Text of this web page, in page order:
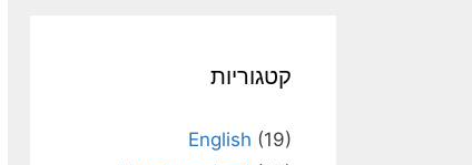
קטגוריות
English (19)